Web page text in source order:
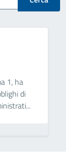
1, ha
di